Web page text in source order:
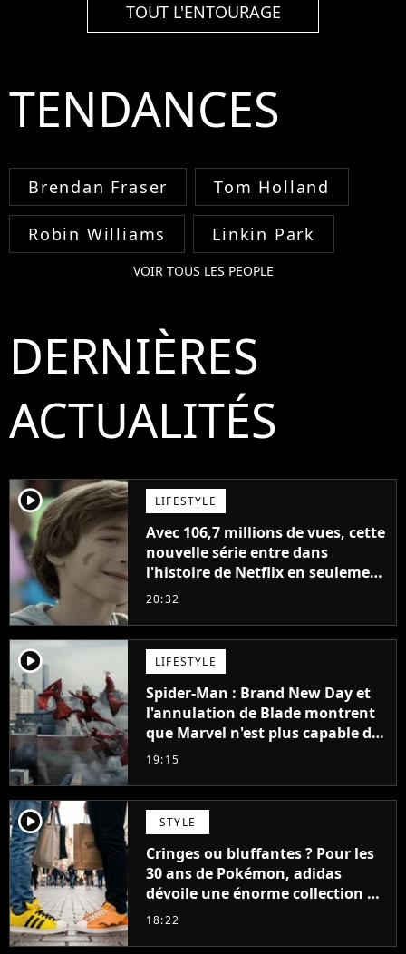
TOUT L'ENTOURAGE
TENDANCES
Brendan Fraser Tom Holland
Robin Williams Linkin Park
VOIR TOUS LES PEOPLE
DERNIÈRES
ACTUALITÉS
player2 LIFESTYLE
Avec 106,7 millions de vues, cette
nouvelle série entre dans
l'histoire de Netflix en seulement
48 jours
20:32
player2 LIFESTYLE
Spider-Man : Brand New Day et
l'annulation de Blade montrent
que Marvel n'est plus capable de
faire quoi que ce soit de simple
19:15
player2 STYLE
Cringes ou bluffantes ? Pour les
30 ans de Pokémon, adidas
dévoile une énorme collection de
sneakers et je ne sais pas quoi en
18:22